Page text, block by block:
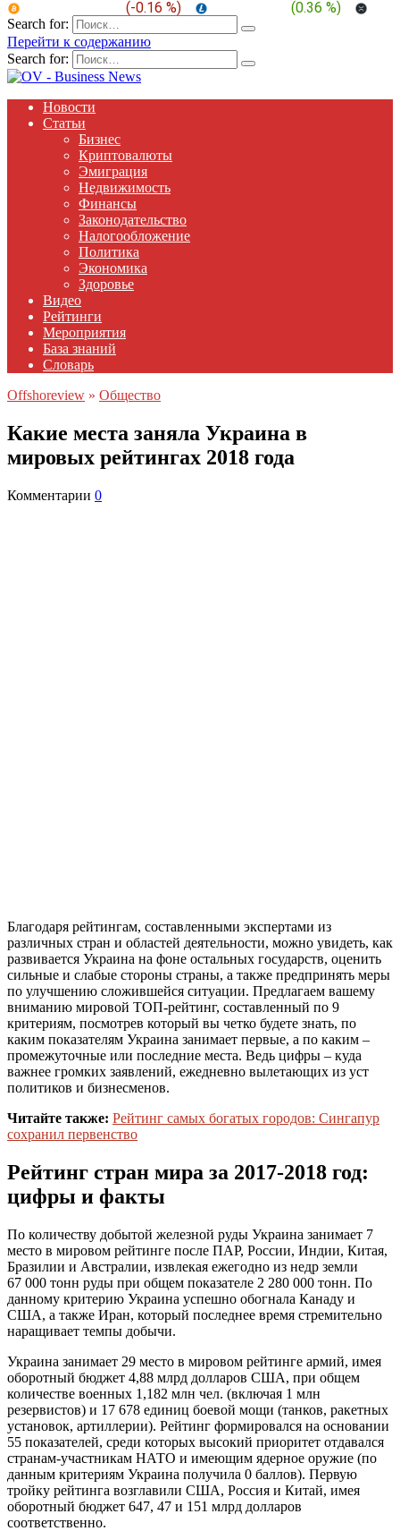
(-0.16 %) (0.36 %)
Search for:
Перейти к содержанию
Search for:
Новости
Статьи
Бизнес
Криптовалюты
Эмиграция
Недвижимость
Финансы
Законодательство
Налогообложение
Политика
Экономика
Здоровье
Видео
Рейтинги
Мероприятия
База знаний
Словарь
Offshoreview » Общество
Какие места заняла Украина в
мировых рейтингах 2018 года
Комментарии 0
Благодаря рейтингам, составленными экспертами из
различных стран и областей деятельности, можно увидеть, как
развивается Украина на фоне остальных государств, оценить
сильные и слабые стороны страны, а также предпринять меры
по улучшению сложившейся ситуации. Предлагаем вашему
вниманию мировой ТОП-рейтинг, составленный по 9
критериям, посмотрев который вы четко будете знать, по
каким показателям Украина занимает первые, а по каким –
промежуточные или последние места. Ведь цифры – куда
важнее громких заявлений, ежедневно вылетающих из уст
политиков и бизнесменов.
Читайте также: Рейтинг самых богатых городов: Сингапур
сохранил первенство
Рейтинг стран мира за 2017-2018 год:
цифры и факты
По количеству добытой железной руды Украина занимает 7
место в мировом рейтинге после ПАР, России, Индии, Китая,
Бразилии и Австралии, извлекая ежегодно из недр земли
67 000 тонн руды при общем показателе 2 280 000 тонн. По
данному критерию Украина успешно обогнала Канаду и
США, а также Иран, который последнее время стремительно
наращивает темпы добычи.
Украина занимает 29 место в мировом рейтинге армий, имея
оборотный бюджет 4,88 млрд долларов США, при общем
количестве военных 1,182 млн чел. (включая 1 млн
резервистов) и 17 678 единиц боевой мощи (танков, ракетных
установок, артиллерии). Рейтинг формировался на основании
55 показателей, среди которых высокий приоритет отдавался
странам-участникам НАТО и имеющим ядерное оружие (по
данным критериям Украина получила 0 баллов). Первую
тройку рейтинга возглавили США, Россия и Китай, имея
оборотный бюджет 647, 47 и 151 млрд долларов
соответственно.